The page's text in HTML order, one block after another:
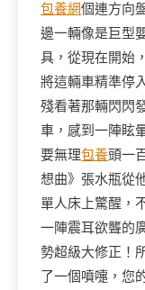
包養網個連方向
邊一輛像是巨型
具，從現在開始
將這輛車精準停
殘看著那輛閃閃
車，感到一陣眩
要無理包養頭一
想曲》張水瓶從
單人床上驚醒，
一陣震耳欲聾的
勢超級大修正！
了一個噴嚏，您